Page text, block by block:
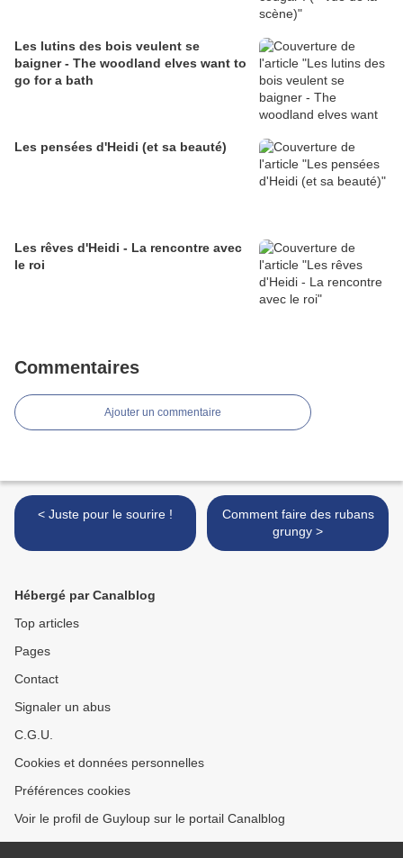
Les lutins des bois veulent se
baigner - The woodland elves want to
go for a bath
Les pensées d'Heidi (et sa beauté)
Les rêves d'Heidi - La rencontre avec
le roi
Commentaires
Ajouter un commentaire
< Juste pour le sourire !
Comment faire des rubans
grungy >
Hébergé par Canalblog
Top articles
Pages
Contact
Signaler un abus
C.G.U.
Cookies et données personnelles
Préférences cookies
Voir le profil de Guyloup sur le portail Canalblog